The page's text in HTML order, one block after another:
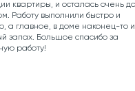
квартиры, и осталась очень
Работу выполнили быстро и
а главное, в доме наконец-то
запах. Большое спасибо за
работу!